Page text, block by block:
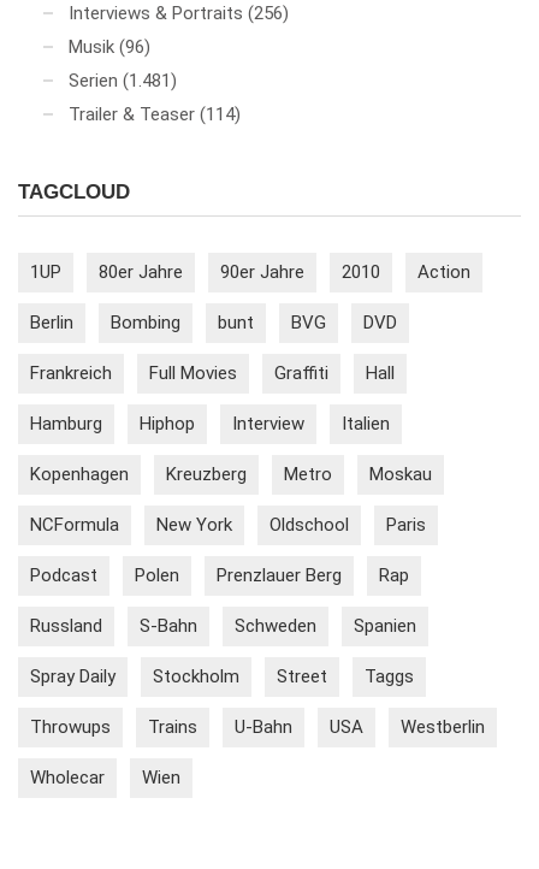
Interviews & Portraits (256)
Musik (96)
Serien (1.481)
Trailer & Teaser (114)
TAGCLOUD
1UP 80er Jahre 90er Jahre 2010 Action
Berlin Bombing bunt BVG DVD
Frankreich Full Movies Graffiti Hall
Hamburg Hiphop Interview Italien
Kopenhagen Kreuzberg Metro Moskau
NCFormula New York Oldschool Paris
Podcast Polen Prenzlauer Berg Rap
Russland S-Bahn Schweden Spanien
Spray Daily Stockholm Street Taggs
Throwups Trains U-Bahn USA Westberlin
Wholecar Wien